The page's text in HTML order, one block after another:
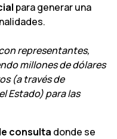
para generar una
representantes,
millones de dólares
(a través de
Estado) para las
consulta donde se